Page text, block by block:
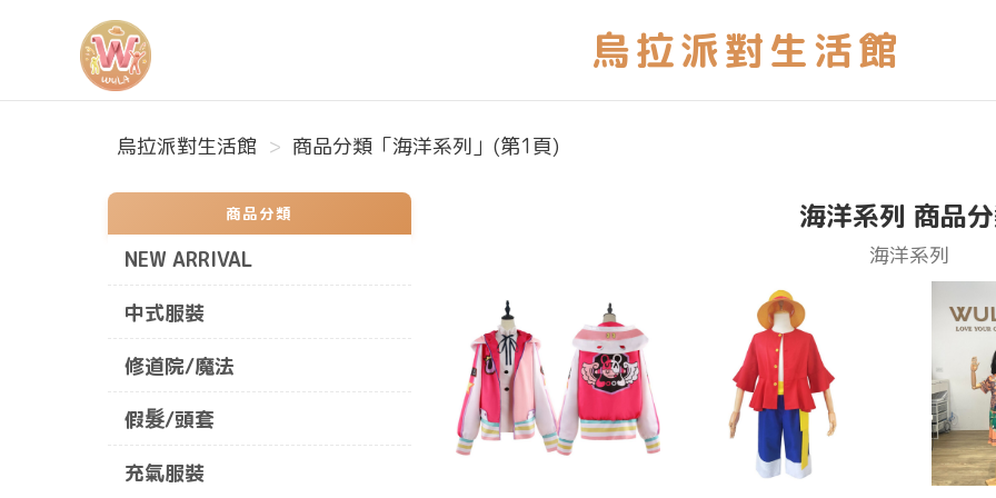
烏拉派對生活館
烏拉派對生活館
商品分類「海洋系列」(第1頁)
商品分類
NEW ARRIVAL
中式服裝
修道院/魔法
假髮/頭套
充氣服裝
海洋系列 商品
海洋系列